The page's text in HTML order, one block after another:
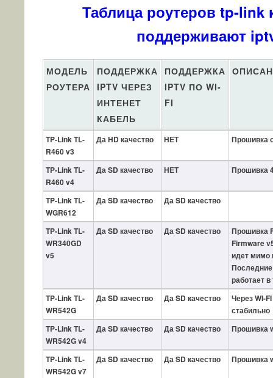
Таблица роутеров tp-link
поддерживают
МОДЕЛЬ
РОУТЕРА
ПОДДЕРЖКА
IPTV ЧЕРЕЗ
ИНТЕНЕТ
КАБЕЛЬ
ПОДДЕРЖКА
IPTV ПО WI-
FI
TP-Link TL-
R460 v3
Да HD качество НЕТ Прошивка
TP-Link TL-
R460 v4
Да SD качество НЕТ Прошивка
TP-Link TL-
WGR612
Да SD качество Да SD качество
TP-Link TL-
WR340GD
v5
Да SD качество Да SD качество
Прошивка
Firmware
идет мимо
работает в
TP-Link TL-
WR542G
Да SD качество Да SD качество
Через WI-
стабильно
TP-Link TL-
WR542G v4
Да SD качество Да SD качество Прошивка
TP-Link TL-
WR542G v7
Да SD качество Да SD качество Прошивка